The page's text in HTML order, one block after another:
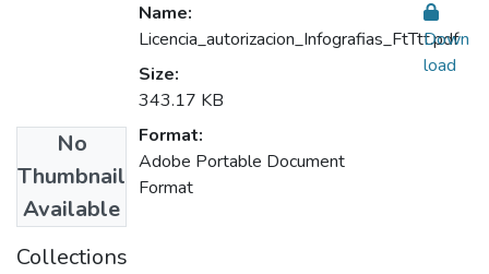
No
Thumbnail
Available
Name:
Licencia_autorizacion_Infografias_FtTtt.pdf
Size:
343.17 KB
Format:
Adobe Portable Document
Format
Down
load
Collections